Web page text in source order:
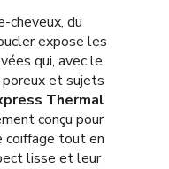
cheveux, du
expose les
qui, avec le
et sujets
Thermal
conçu pour
coiffage tout en
lisse et leur